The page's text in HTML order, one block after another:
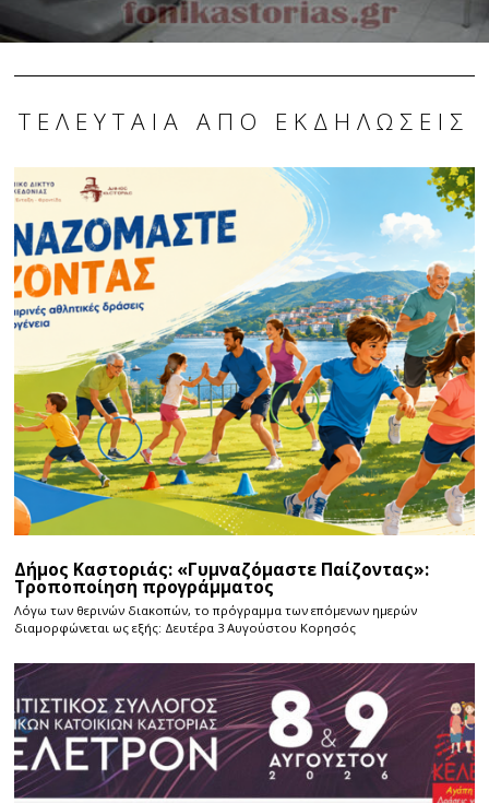
ΤΕΛΕΥΤΑΊΑ ΑΠΌ ΕΚΔΗΛΏΣΕΙΣ
Δήμος Καστοριάς: «Γυμναζόμαστε Παίζοντας»:
Τροποποίηση προγράμματος
Λόγω των θερινών διακοπών, το πρόγραμμα των επόμενων ημερών
διαμορφώνεται ως εξής: Δευτέρα 3 Αυγούστου Κορησός